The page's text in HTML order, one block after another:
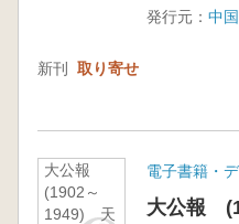
発行元：
新刊 取り寄せ
大公報
(1902～
1949) 天
電子書籍・
大公報